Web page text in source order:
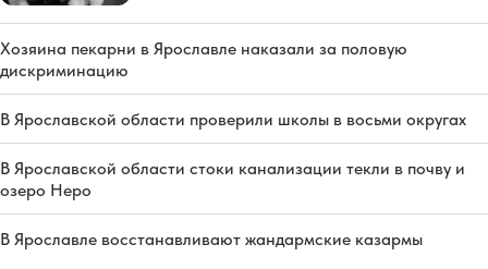
Хозяина пекарни в Ярославле наказали за половую
дискриминацию
В Ярославской области проверили школы в восьми округах
В Ярославской области стоки канализации текли в почву и
озеро Неро
В Ярославле восстанавливают жандармские казармы